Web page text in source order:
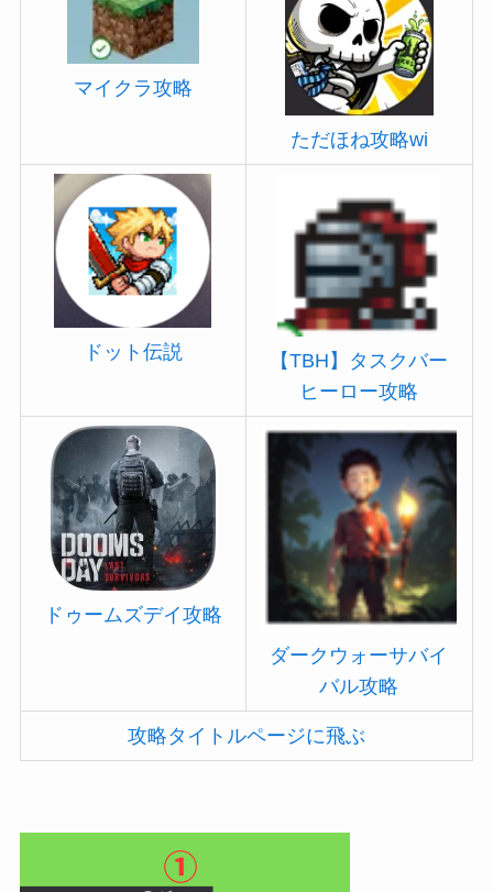
マイクラ攻略
ただほね攻略wi
ドット伝説
【TBH】タスクバー
ヒーロー攻略
ドゥームズデイ攻略
ダークウォーサバイ
バル攻略
攻略タイトルページに飛ぶ